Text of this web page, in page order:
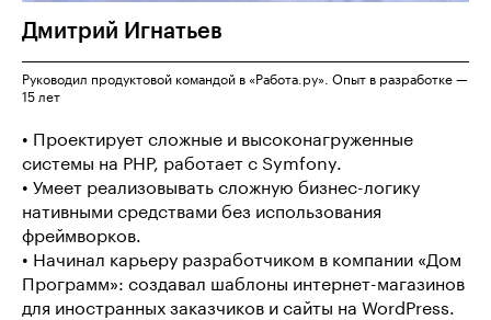
Дмитрий Игнатьев
Руководил продуктовой командой в «Работа.ру‎». Опыт в разработке —
15 лет
• Проектирует сложные и высоконагруженные
системы на PHP, работает с Symfony.
• Умеет реализовывать сложную бизнес-логику
нативными средствами без использования
фреймворков.
• Начинал карьеру разработчиком в компании «Дом
Программ»: создавал шаблоны интернет-магазинов
для иностранных заказчиков и сайты на WordPress.